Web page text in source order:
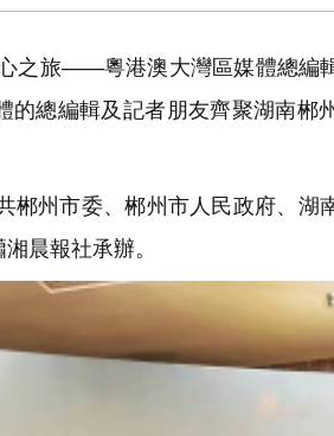
之旅——粵港澳大灣區媒體總編
的總編輯及記者朋友齊聚湖南郴
州市委、郴州市人民政府、湖
晨報社承辦。